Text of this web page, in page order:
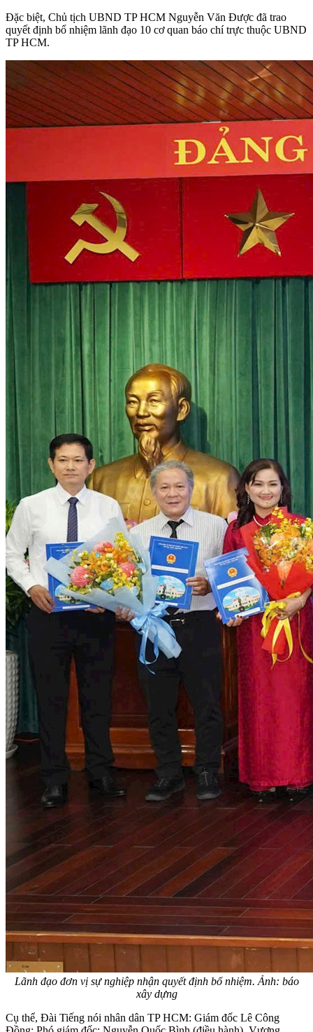
Đặc biệt, Chủ tịch UBND TP HCM Nguyễn Văn Được đã trao
quyết định bổ nhiệm lãnh đạo 10 cơ quan báo chí trực thuộc UBND
TP HCM.
Lãnh đạo đơn vị sự nghiệp nhận quyết định bổ nhiệm. Ảnh: báo
xây dựng
Cụ thể, Đài Tiếng nói nhân dân TP HCM: Giám đốc Lê Công